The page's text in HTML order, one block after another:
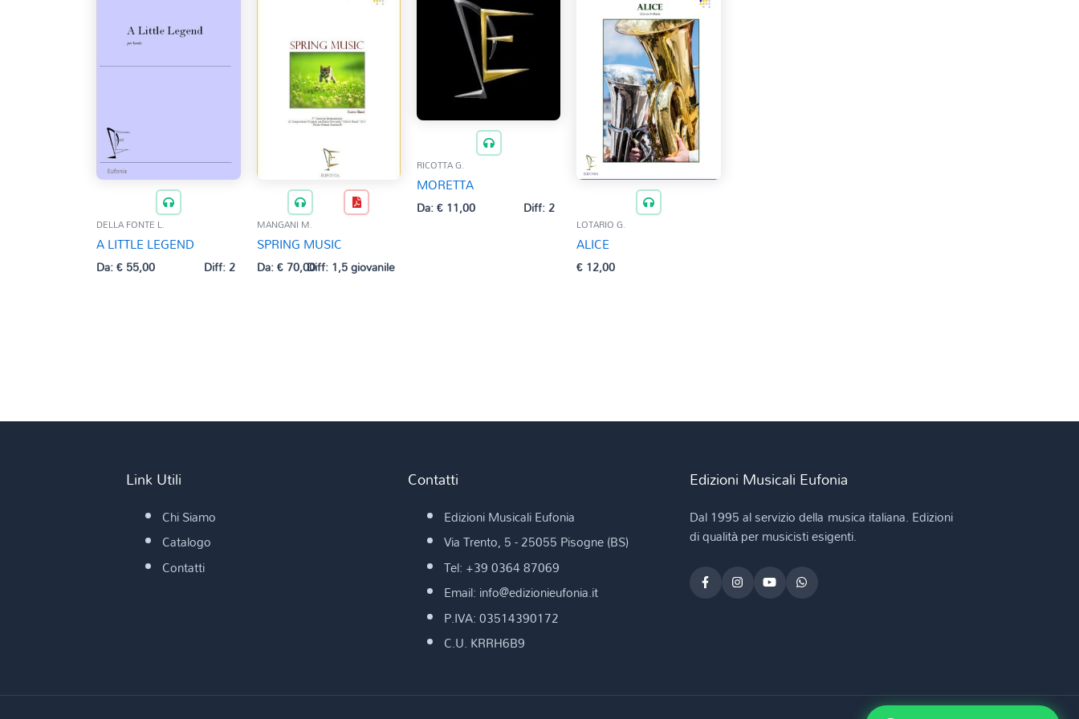
DELLA FONTE L.
A LITTLE LEGEND
Da:€55,00 Diff: 2
MANGANI M.
SPRING MUSIC
Da:€70,00Diff: 1,5 giovanile
RICOTTA G.
MORETTA
Da:€11,00 Diff: 2
LOTARIO G.
ALICE
€12,00
Link Utili
Chi Siamo
Catalogo
Contatti
Contatti
Edizioni Musicali Eufonia
Via Trento, 5 - 25055 Pisogne (BS)
Tel: +39 0364 87069
Email: info@edizionieufonia.it
P.IVA: 03514390172
C.U. KRRH6B9
Edizioni Musicali Eufonia
Dal 1995 al servizio della musica italiana. Edizioni
di qualità per musicisti esigenti.